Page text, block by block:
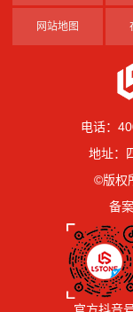
网站地图
电话：
地址：
©版权
备案
官方抖音